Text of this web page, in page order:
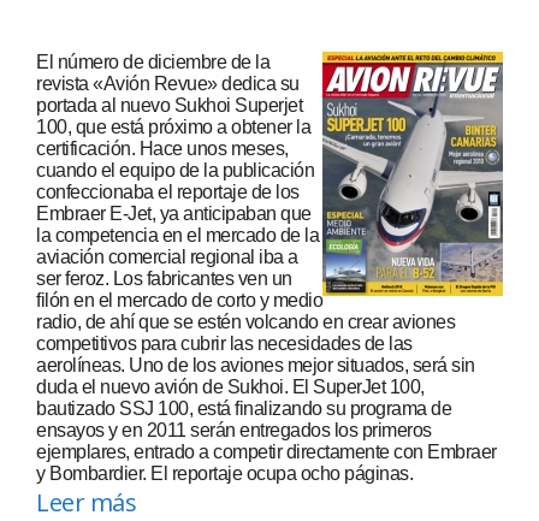
El número de diciembre de la
revista «Avión Revue» dedica su
portada al nuevo Sukhoi Superjet
100, que está próximo a obtener la
certificación. Hace unos meses,
cuando el equipo de la publicación
confeccionaba el reportaje de los
Embraer E-Jet, ya anticipaban que
la competencia en el mercado de la
aviación comercial regional iba a
ser feroz. Los fabricantes ven un
filón en el mercado de corto y medio
radio, de ahí que se estén volcando en crear aviones
competitivos para cubrir las necesidades de las
aerolíneas. Uno de los aviones mejor situados, será sin
duda el nuevo avión de Sukhoi. El SuperJet 100,
bautizado SSJ 100, está finalizando su programa de
ensayos y en 2011 serán entregados los primeros
ejemplares, entrado a competir directamente con Embraer
y Bombardier. El reportaje ocupa ocho páginas.
Leer más